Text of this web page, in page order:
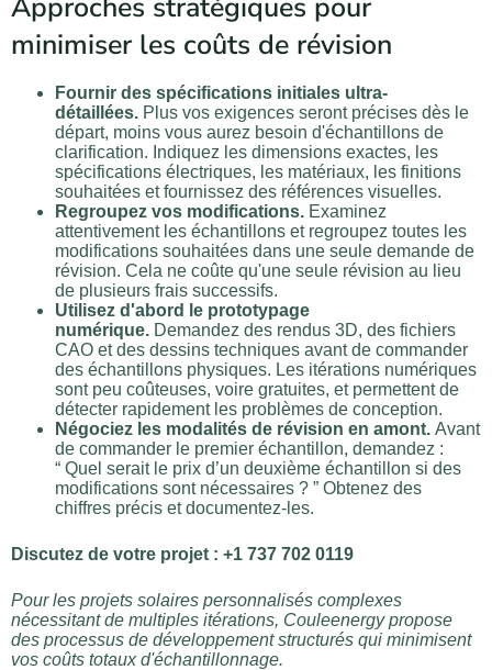
Approches stratégiques pour
minimiser les coûts de révision
Fournir des spécifications initiales ultra-
détaillées. Plus vos exigences seront précises dès le
départ, moins vous aurez besoin d'échantillons de
clarification. Indiquez les dimensions exactes, les
spécifications électriques, les matériaux, les finitions
souhaitées et fournissez des références visuelles.
Regroupez vos modifications. Examinez
attentivement les échantillons et regroupez toutes les
modifications souhaitées dans une seule demande de
révision. Cela ne coûte qu'une seule révision au lieu
de plusieurs frais successifs.
Utilisez d'abord le prototypage
numérique. Demandez des rendus 3D, des fichiers
CAO et des dessins techniques avant de commander
des échantillons physiques. Les itérations numériques
sont peu coûteuses, voire gratuites, et permettent de
détecter rapidement les problèmes de conception.
Négociez les modalités de révision en amont. Avant
de commander le premier échantillon, demandez :
“ Quel serait le prix d’un deuxième échantillon si des
modifications sont nécessaires ? ” Obtenez des
chiffres précis et documentez-les.
Discutez de votre projet : +1 737 702 0119
Pour les projets solaires personnalisés complexes
nécessitant de multiples itérations, Couleenergy propose
des processus de développement structurés qui minimisent
vos coûts totaux d'échantillonnage.